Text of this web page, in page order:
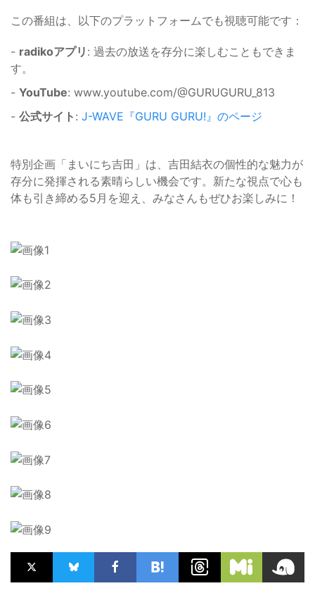
この番組は、以下のプラットフォームでも視聴可能です：
- radikoアプリ : 過去の放送を存分に楽しむこともできま
す。
- YouTube: www.youtube.com/@GURUGURU_813
- 公式サイト : J-WAVE『GURU GURU!』のページ
特別企画「まいにち吉田」は、吉田結衣の個性的な魅力が
存分に発揮される素晴らしい機会です。新たな視点で心も
体も引き締める5月を迎え、みなさんもぜひお楽しみに！